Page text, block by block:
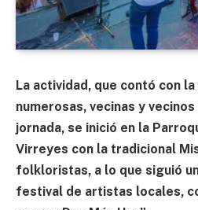
La actividad, que contó con
numerosas, vecinas y
jornada, se inició en la
Virreyes con la tradicional
folkloristas, a lo que siguió
festival de artistas locales,